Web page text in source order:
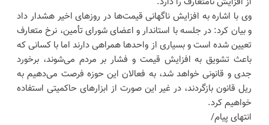
وی با اشاره به افزایش ناگهانی قیمت‌ها در روزهای اخیر هشدار داد
و بیان کرد: در جلسه با استاندار و اعضای شورای تأمین، نرخ متعارف
تعیین شده است و بسیاری از واحدها همراهی دارند اما با کسانی که
باعث تشویق به افزایش قیمت و فشار بر مردم می‌شوند، برخورد
جدی و قانونی خواهد شد، به فعالان این حوزه فرصت می‌دهیم به
ریل قانون بازگردند، در غیر این صورت از ابزارهای حاکمیتی استفاده
خواهیم کرد.
انتهای پیام/